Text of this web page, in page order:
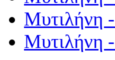
Μυτιλήνη
Μυτιλήνη -